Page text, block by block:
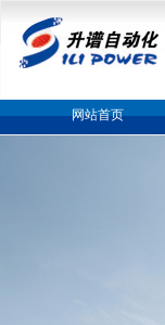
网站首页